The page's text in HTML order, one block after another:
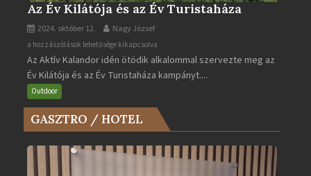
Az Év Kilátója és az Év Turistaháza
2024. október 12. Nagy József
Az
Év
Kilátója
és
az
Év
bejegyzéshez
a hozzászólások lehetősége kikapcsolva
Az Aktív Kalandor idén ötödik alkalommal szervezte meg az
Év Kilátója és az Év Turistaháza kampányt....
Outdoor
GASZTRO / HOTEL